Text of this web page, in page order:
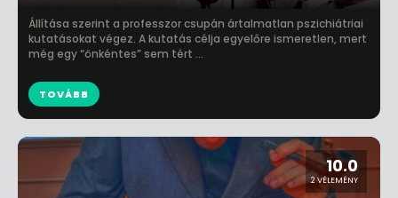
Állítása szerint a professzor csupán ártalmatlan pszichiátriai
kutatásokat végez. A kutatás célja egyelőre ismeretlen, mert
még egy “önkéntes” sem tért ...
TOVÁBB
10.0
2 VÉLEMÉNY